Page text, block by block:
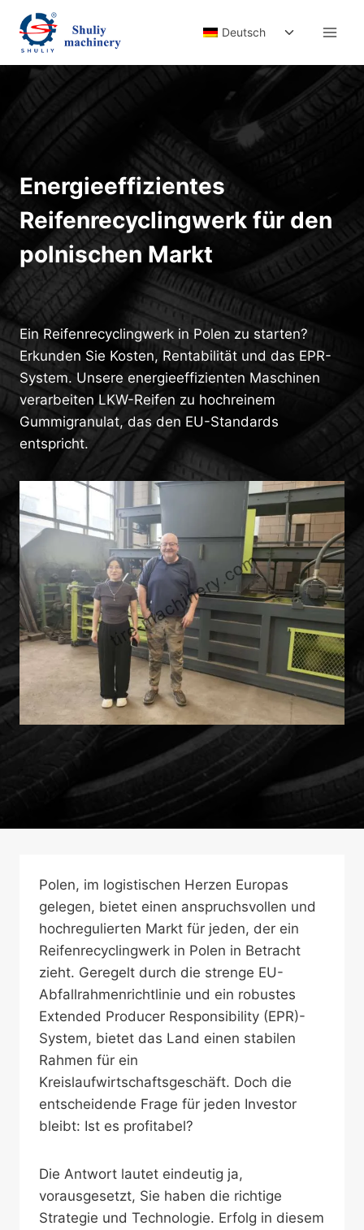
Inhalt
springen
Deutsch
Untermenü
Energieeffizientes
Reifenrecyclingwerk für den
polnischen Markt
Ein Reifenrecyclingwerk in Polen zu starten?
Erkunden Sie Kosten, Rentabilität und das EPR-
System. Unsere energieeffizienten Maschinen
verarbeiten LKW-Reifen zu hochreinem
Gummigranulat, das den EU-Standards
entspricht.
Polen, im logistischen Herzen Europas
gelegen, bietet einen anspruchsvollen und
hochregulierten Markt für jeden, der ein
Reifenrecyclingwerk in Polen in Betracht
zieht. Geregelt durch die strenge EU-
Abfallrahmenrichtlinie und ein robustes
Extended Producer Responsibility (EPR)-
System, bietet das Land einen stabilen
Rahmen für ein
Kreislaufwirtschaftsgeschäft. Doch die
entscheidende Frage für jeden Investor
bleibt: Ist es profitabel?
Die Antwort lautet eindeutig ja,
vorausgesetzt, Sie haben die richtige
Strategie und Technologie. Erfolg in diesem